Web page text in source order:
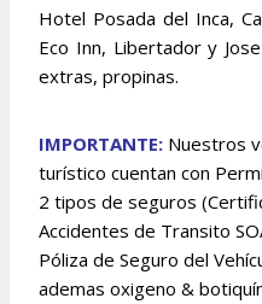
Hotel Posada del Inca,
Eco Inn, Libertador y
extras, propinas.
IMPORTANTE: Nuestros
turístico cuentan con
2 tipos de seguros
Accidentes de Transito
Póliza de Seguro del
ademas oxigeno &